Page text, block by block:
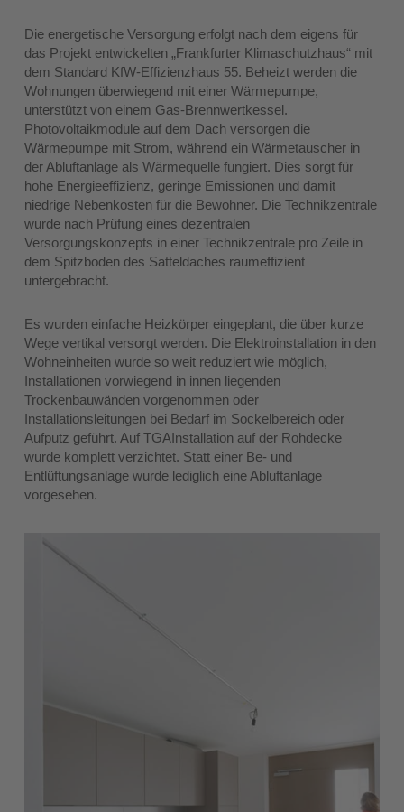
Die energetische Versorgung erfolgt nach dem eigens für
das Projekt entwickelten „Frankfurter Klimaschutzhaus“ mit
dem Standard KfW-Effizienzhaus 55. Beheizt werden die
Wohnungen überwiegend mit einer Wärmepumpe,
unterstützt von einem Gas-Brennwertkessel.
Photovoltaikmodule auf dem Dach versorgen die
Wärmepumpe mit Strom, während ein Wärmetauscher in
der Abluftanlage als Wärmequelle fungiert. Dies sorgt für
hohe Energieeffizienz, geringe Emissionen und damit
niedrige Nebenkosten für die Bewohner. Die Technikzentrale
wurde nach Prüfung eines dezentralen
Versorgungskonzepts in einer Technikzentrale pro Zeile in
dem Spitzboden des Satteldaches raumeffizient
untergebracht.
Es wurden einfache Heizkörper eingeplant, die über kurze
Wege vertikal versorgt werden. Die Elektroinstallation in den
Wohneinheiten wurde so weit reduziert wie möglich,
Installationen vorwiegend in innen liegenden
Trockenbauwänden vorgenommen oder
Installationsleitungen bei Bedarf im Sockelbereich oder
Aufputz geführt. Auf TGAInstallation auf der Rohdecke
wurde komplett verzichtet. Statt einer Be- und
Entlüftungsanlage wurde lediglich eine Abluftanlage
vorgesehen.